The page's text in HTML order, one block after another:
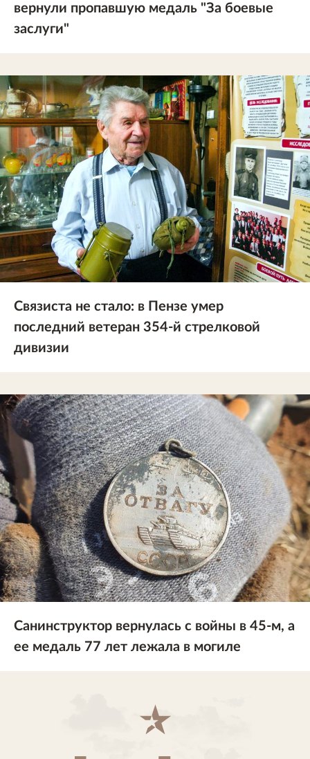
вернули пропавшую медаль "За боевые
заслуги"
Связиста не стало: в Пензе умер
последний ветеран 354-й стрелковой
дивизии
Санинструктор вернулась с войны в 45-м, а
ее медаль 77 лет лежала в могиле